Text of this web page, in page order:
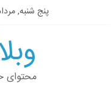
پنج شنبه, مرداد ۱۵,
محتوای